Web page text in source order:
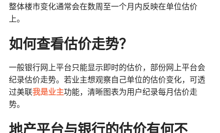
整体楼市变化通常会在数周至一个月内反映在单位估价
上。
如何查看估价走势？
一般银行网上平台只能显示即时的估价，部份网上平台会
纪录估价走势。若业主想观察自己单位的估价变化，可透
过美联我是业主功能，清晰图表为用户纪录每月估价走
势。
地产平台与银行的估价有何不